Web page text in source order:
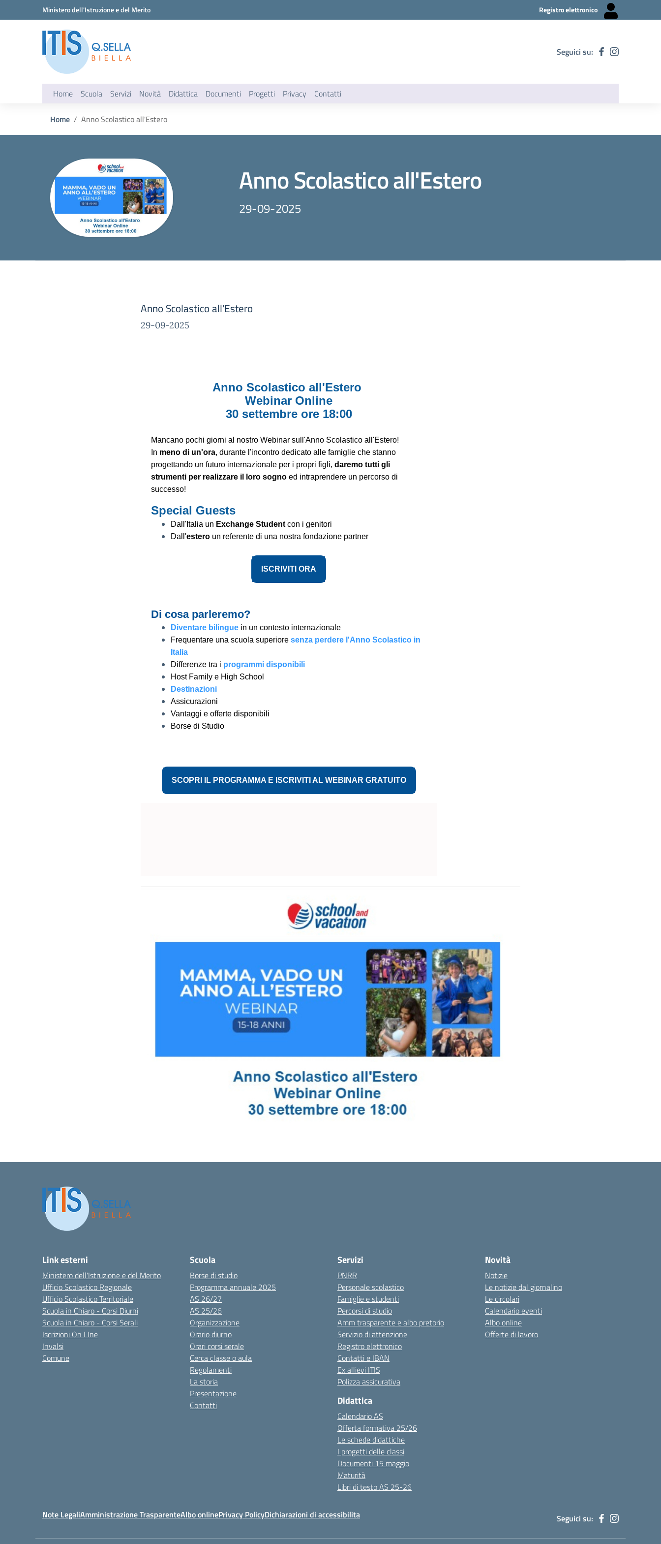
Vai ai contenuti
Vai al menu di navigazioneMinistero dell'Istruzione e del Merito Registro elettronico
Seguici su:
Home Scuola Servizi Novità Didattica Documenti Progetti Privacy Contatti
Home Anno Scolastico all'Estero
Anno Scolastico all'Estero
29-09-2025
Anno Scolastico all'Estero
29-09-2025
Anno Scolastico all'Estero
Webinar Online
30 settembre ore 18:00
Mancano pochi giorni al nostro Webinar sull'Anno Scolastico all'Estero!
In meno di un'ora, durante l'incontro dedicato alle famiglie che stanno
progettando un futuro internazionale per i propri figli, daremo tutti gli
strumenti per realizzare il loro sogno ed intraprendere un percorso di
successo!
Special Guests
Dall'Italia un Exchange Student con i genitori
Dall'estero un referente di una nostra fondazione partner
ISCRIVITI ORA
Di cosa parleremo?
Diventare bilingue in un contesto internazionale
Frequentare una scuola superiore senza perdere l'Anno Scolastico in
Italia
Differenze tra i programmi disponibili
Host Family e High School
Destinazioni
Assicurazioni
Vantaggi e offerte disponibili
Borse di Studio
SCOPRI IL PROGRAMMA E ISCRIVITI AL WEBINAR GRATUITO
Link esterni
Ministero dell'Istruzione e del Merito
Ufficio Scolastico Regionale
Ufficio Scolastico Territoriale
Scuola in Chiaro - Corsi Diurni
Scuola in Chiaro - Corsi Serali
Iscrizioni On LIne
Invalsi
Comune
Scuola
Borse di studio
Programma annuale 2025
AS 26/27
AS 25/26
Organizzazione
Orario diurno
Orari corsi serale
Cerca classe o aula
Regolamenti
La storia
Presentazione
Contatti
Servizi
PNRR
Personale scolastico
Famiglie e studenti
Percorsi di studio
Amm trasparente e albo pretorio
Servizio di attenzione
Registro elettronico
Contatti e IBAN
Ex allievi ITIS
Polizza assicurativa
Didattica
Calendario AS
Offerta formativa 25/26
Le schede didattiche
I progetti delle classi
Documenti 15 maggio
Maturità
Libri di testo AS 25-26
Novità
Notizie
Le notizie dal giornalino
Le circolari
Calendario eventi
Albo online
Offerte di lavoro
Note LegaliAmministrazione TrasparenteAlbo onlinePrivacy PolicyDichiarazioni di accessibilita Seguici su: